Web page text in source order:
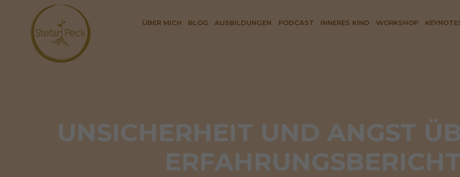
ÜBER MICH BLOG AUSBILDUNGEN PODCAST INNERES KIND WORKSHOP
UNSICHERHEIT UND ANGST